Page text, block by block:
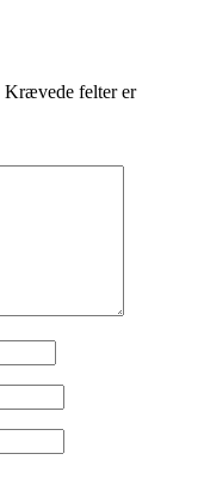
Krævede felter er